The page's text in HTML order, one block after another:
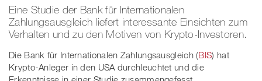
Eine Studie der Bank für Internationalen
Zahlungsausgleich liefert interessante Einsichten zum
Verhalten und zu den Motiven von Krypto-Investoren.
Die Bank für Internationalen Zahlungsausgleich (BIS) hat
Krypto-Anleger in den USA durchleuchtet und die